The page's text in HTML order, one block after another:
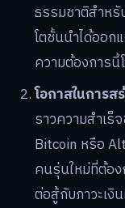
ธรรมชาติสำห
โตชั้นนำได้ออ
ความต้องการนี้
โอกาสในการ
ราวความสำเร็
Bitcoin หรือ
คนรุ่นใหม่ที่ต้อง
ต่อสู้กับภาวะเงิ